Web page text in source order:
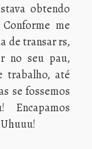
obtendo
me
de transar rs,
no seu pau,
trabalho, até
se fossemos